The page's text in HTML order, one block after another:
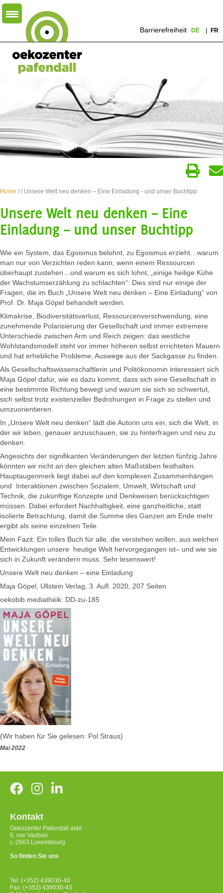
Barrierefreiheit DE FR
Home // Unsere Welt neu denken – Eine Einladung - und unser Buchtipp
Unsere Welt neu denken – Eine
Einladung – und unser Buchtipp
Wie ein System, das Egoismus belohnt, zu Egoismus erzieht…warum
man nur von Verzichten reden kann, wenn einem Ressourcen
überhaupt zustehen…und warum es sich lohnt, „einige heilige Kühe
der Wachstumserzählung zu schlachten“: Dies sind nur einige der
Fragen, die im Buch „Unsere Welt neu denken – Eine Einladung“ von
Prof. Dr. Maja Göpel behandelt werden.
Klimakrise, Biodiversitätsverlust, Ressourcenverschwendung, eine
zunehmende Polarisierung der Gesellschaft und immer extremere
Unterschiede zwischen Arm und Reich zeigen: das westliche
Wohlstandsmodell steht vor immer höheren selbst errichteten Mauern
und hat erhebliche Probleme, Auswege aus der Sackgasse zu finden.
Als Gesellschaftswissenschaftlerin und Politökonomin interessiert sich
Maja Göpel dafür, wie es dazu kommt, dass sich eine Gesellschaft in
eine bestimmte Richtung bewegt und warum sie sich so schwertut,
sich selbst trotz existenzieller Bedrohungen in Frage zu stellen und
umzuorientieren.
In „Unsere Welt neu denken“ lädt die Autorin uns ein, sich die Welt, in
der wir leben, genauer anzuschauen, sie zu hinterfragen und neu zu
denken.
Angesichts der signifikanten Veränderungen der letzten fünfzig Jahre
könnten wir nicht an den gleichen alten Maßstäben festhalten.
Hauptaugenmerk liegt dabei auf den komplexen Zusammenhängen
und Interaktionen zwischen Sozialem, Umwelt, Wirtschaft und
Technik, die zukünftige Konzepte und Denkweisen berücksichtigen
müssen. Dabei erfordert Nachhaltigkeit, eine ganzheitliche, statt
isolierte Betrachtung, damit die Summe des Ganzen am Ende mehr
ergibt als seine einzelnen Teile.
Mein Fazit: Ein tolles Buch für alle, die verstehen wollen, aus welchen
Entwicklungen unsere heutige Welt hervorgegangen ist– und wie sie
sich in Zukunft verändern muss. Sehr lesenswert!
Unsere Welt neu denken – eine Einladung
Maja Göpel, Ullstein Verlag, 3. Aufl. 2020, 207 Seiten
oekobib mediathéik: DD-zu-185
(Wir haben für Sie gelesen: Pol Straus)
Mai 2022
Kontakt
Oekozenter Pafendall asbl
6, rue Vauban
L-2663 Luxembourg
So finden Sie uns
Tel: (+352) 439030-40
Fax: (+352) 439030-43